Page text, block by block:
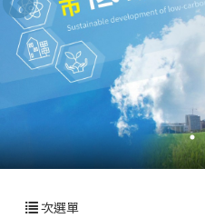
次選單